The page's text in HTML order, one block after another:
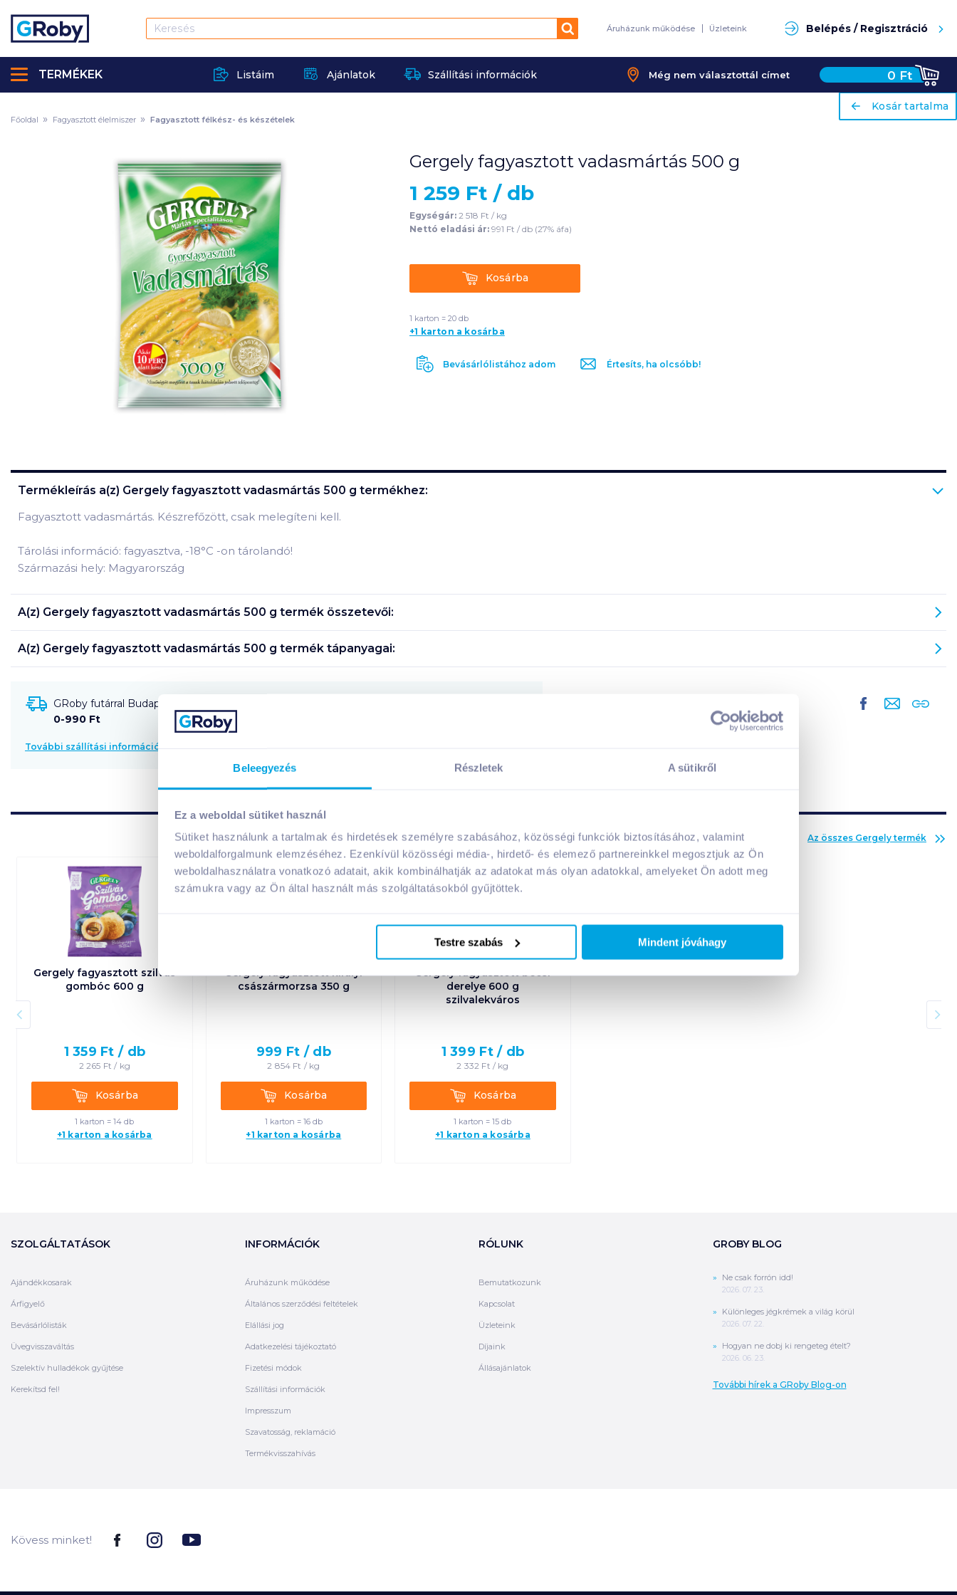
Beleegyezés Részletek A sütikről
Ez a weboldal sütiket használ
Sütiket használunk a tartalmak és hirdetések személyre szabásához, közösségi funkciók biztosításához, valamint
weboldalforgalmunk elemzéséhez. Ezenkívül közösségi média-, hirdető- és elemező partnereinkkel megosztjuk az Ön
weboldalhasználatra vonatkozó adatait, akik kombinálhatják az adatokat más olyan adatokkal, amelyeket Ön adott meg
számukra vagy az Ön által használt más szolgáltatásokból gyűjtöttek.
Testre szabás Mindent jóváhagy
Keresés Áruházunk működése Üzleteink Belépés / Regisztráció
Listáim Ajánlatok Szállítási információk Még nem választottál címet 0 Ft
TERMÉKEK
ariaLabel
Kosár tartalma
Főoldal Fagyasztott élelmiszer Fagyasztott félkész- és készételek
Gergely fagyasztott vadasmártás 500 g
1 259 Ft / db
Egységár: 2 518 Ft / kg
Nettó eladási ár: 991 Ft / db (27% áfa)
KosárbaKosárba
1 karton = 20 db
+1 karton a kosárba
Bevásárlólistához adom Értesíts, ha olcsóbb!
Termékleírás a(z) Gergely fagyasztott vadasmártás 500 g termékhez:
Fagyasztott vadasmártás. Készrefőzött, csak melegíteni kell.
Tárolási információ: fagyasztva, -18°C -on tárolandó!
Származási hely: Magyarország
A(z) Gergely fagyasztott vadasmártás 500 g termék összetevői:
A(z) Gergely fagyasztott vadasmártás 500 g termék tápanyagai:
GRoby futárral Budapestre és környékére szállítható
0-990 Ft
További szállítási információk
Az összes Gergely termék
Gergely fagyasztott szilvás
gombóc 600 g
1 359 Ft / db
2 265 Ft / kg
KosárbaKosárba
1 karton = 14 db
+1 karton a kosárba
Gergely fagyasztott királyi
császármorzsa 350 g
999 Ft / db
2 854 Ft / kg
KosárbaKosárba
1 karton = 16 db
+1 karton a kosárba
Gergely fagyasztott bécsi
derelye 600 g
szilvalekváros
1 399 Ft / db
2 332 Ft / kg
KosárbaKosárba
1 karton = 15 db
+1 karton a kosárba
SZOLGÁLTATÁSOK
Ajándékkosarak
Árfigyelő
Bevásárlólisták
Üvegvisszaváltás
Szelektív hulladékok gyűjtése
Kerekítsd fel!
INFORMÁCIÓK
Áruházunk működése
Általános szerződési feltételek
Elállási jog
Adatkezelési tájékoztató
Fizetési módok
Szállítási információk
Impresszum
Szavatosság, reklamáció
Termékvisszahívás
RÓLUNK
Bemutatkozunk
Kapcsolat
Üzleteink
Díjaink
Állásajánlatok
GROBY BLOG
Ne csak forrón idd!
2026. 07. 23.
Különleges jégkrémek a világ körül
2026. 07. 22.
Hogyan ne dobj ki rengeteg ételt?
2026. 06. 23.
További hírek a GRoby Blog-on
Kövess minket!